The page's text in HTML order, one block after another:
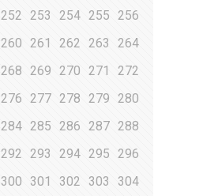
252 253 254 255
256
260 261 262 263
264
268 269 270 271
272
276 277 278 279
280
284 285 286 287 288
292 293 294 295
296
300 301 302 303
304